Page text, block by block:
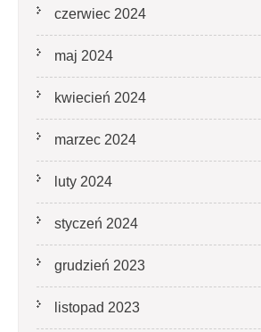
czerwiec 2024
maj 2024
kwiecień 2024
marzec 2024
luty 2024
styczeń 2024
grudzień 2023
listopad 2023